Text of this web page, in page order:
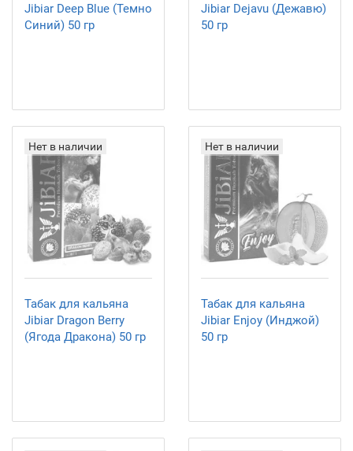
Jibiar Deep Blue (Темно
Cиний) 50 гр
Jibiar Dejavu (Дежавю)
50 гр
Нет в наличии
Табак для кальяна
Jibiar Dragon Berry
(Ягода Дракона) 50 гр
Нет в наличии
Табак для кальяна
Jibiar Enjoy (Инджой)
50 гр